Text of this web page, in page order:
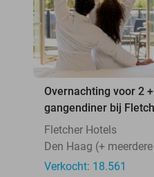
Overnachting voor 2
gangendiner bij
Fletcher Hotels
Den Haag (+
Verkocht: 18.561